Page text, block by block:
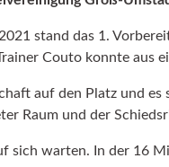
stand das 1.
Couto konnte aus
auf den Platz und
Raum und der
sich warten. In der 16